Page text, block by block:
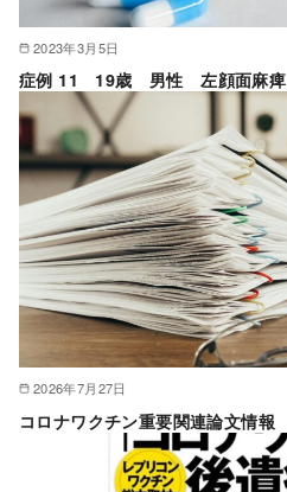
2023年3月5日
症例 11 19歳 男性 左顔面麻痺
2026年7月27日
コロナワクチン重要関連論文情報